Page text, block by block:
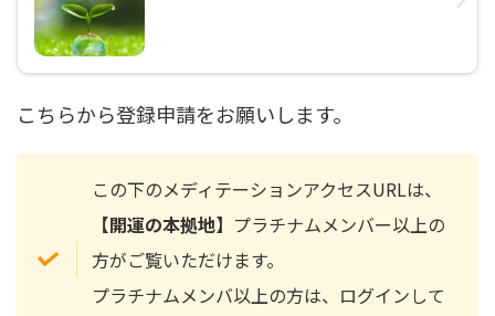
こちらから登録申請をお願いします。
この下のメディテーションアクセスURLは、
【開運の本拠地】 プラチナムメンバー以上の
方がご覧いただけます。
プラチナムメンバ以上の方は、ログインして